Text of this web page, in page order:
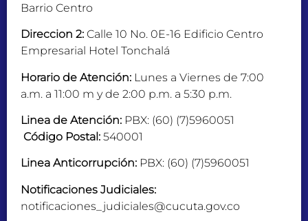
Barrio Centro
Direccion 2: Calle 10 No. 0E-16 Edificio Centro
Empresarial Hotel Tonchalá
Horario de Atención: Lunes a Viernes de 7:00
a.m. a 11:00 m y de 2:00 p.m. a 5:30 p.m.
Linea de Atención: PBX: (60) (7)5960051
Código Postal: 540001
Linea Anticorrupción: PBX: (60) (7)5960051
Notificaciones Judiciales:
notificaciones_judiciales@cucuta.gov.co